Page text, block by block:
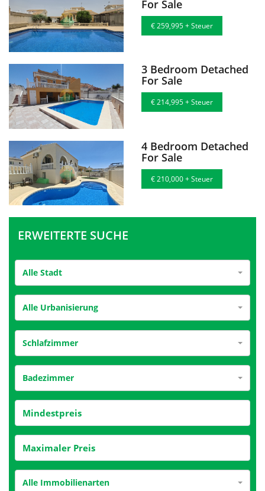
For Sale
€ 259,995 + Steuer
3 Bedroom Detached
For Sale
€ 214,995 + Steuer
4 Bedroom Detached
For Sale
€ 210,000 + Steuer
ERWEITERTE SUCHE
Alle Stadt
Alle Urbanisierung
Schlafzimmer
Badezimmer
Alle Immobilienarten